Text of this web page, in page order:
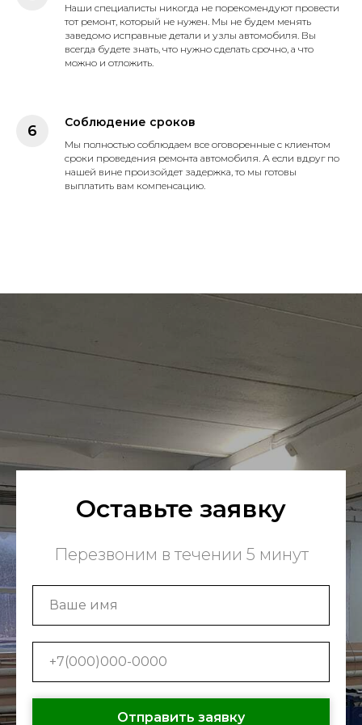
Наши специалисты никогда не порекомендуют провести
тот ремонт, который не нужен. Мы не будем менять
заведомо исправные детали и узлы автомобиля. Вы
всегда будете знать, что нужно сделать срочно, а что
можно и отложить.
Соблюдение сроков
Мы полностью соблюдаем все оговоренные с клиентом
сроки проведения ремонта автомобиля. А если вдруг по
нашей вине произойдет задержка, то мы готовы
выплатить вам компенсацию.
Оставьте заявку
Перезвоним в течении 5 минут
Отправить заявку